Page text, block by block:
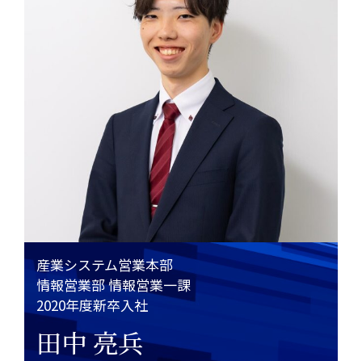
プライバシーポリシー
メールフォーム
03-6850-9900
産業システム営業本部
情報営業部 情報営業一課
2020年度新卒入社
田中 亮兵